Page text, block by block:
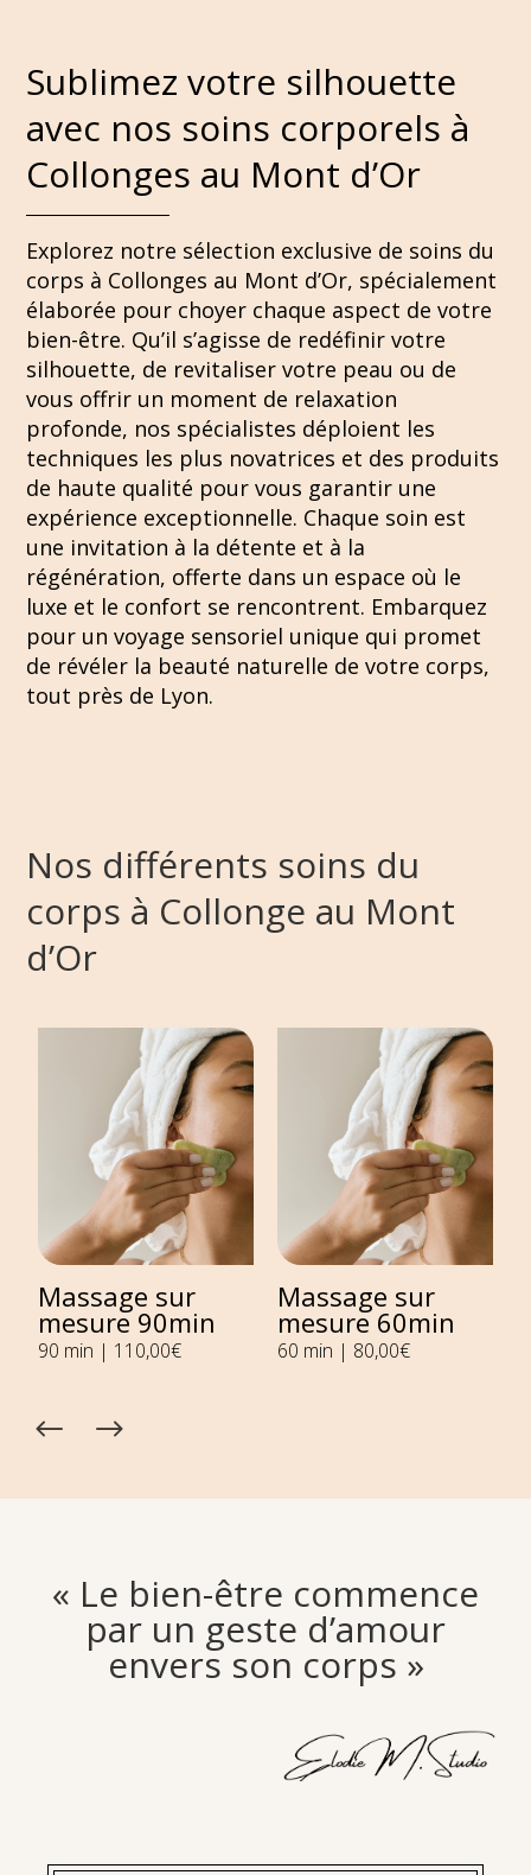
Sublimez votre silhouette
avec nos soins corporels à
Collonges au Mont d’Or
Explorez notre sélection exclusive de soins du
corps à Collonges au Mont d’Or, spécialement
élaborée pour choyer chaque aspect de votre
bien-être. Qu’il s’agisse de redéfinir votre
silhouette, de revitaliser votre peau ou de
vous offrir un moment de relaxation
profonde, nos spécialistes déploient les
techniques les plus novatrices et des produits
de haute qualité pour vous garantir une
expérience exceptionnelle. Chaque soin est
une invitation à la détente et à la
régénération, offerte dans un espace où le
luxe et le confort se rencontrent. Embarquez
pour un voyage sensoriel unique qui promet
de révéler la beauté naturelle de votre corps,
tout près de Lyon.
Nos différents soins du
corps à Collonge au Mont
d’Or
Massage sur
mesure 90min
90 min | 110,00€
Massage sur
mesure 60min
60 min | 80,00€
« Le bien-être commence
par un geste d’amour
envers son corps »